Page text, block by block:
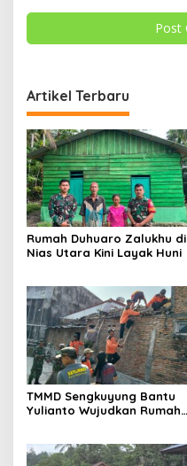
Artikel Terbaru
Rumah Duhuaro Zalukhu di
Nias Utara Kini Layak Huni
TMMD Sengkuyung Bantu
Yulianto Wujudkan Rumah